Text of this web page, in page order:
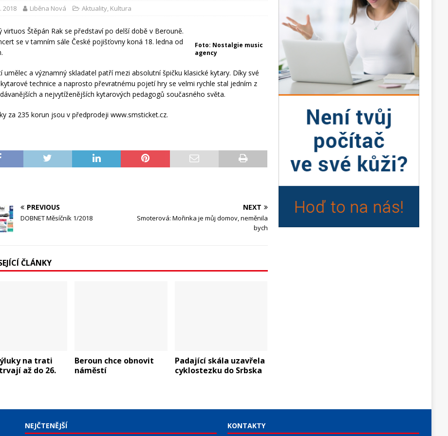
2018 Liběna Nová Aktuality, Kultura
Foto: Nostalgie music
agency
virtuos Štěpán Rak se představí po delší době v Berouně.
se v tamním sále České pojišťovny koná 18. ledna od
umělec a významný skladatel patří mezi absolutní špičku klasické kytary. Díky své
technice a naprosto převratnému pojetí hry se velmi rychle stal jedním z
a nejvytíženějších kytarových pedagogů současného světa.
za 235 korun jsou v předprodeji www.smsticket.cz.
PREVIOUS
DOBNET Měsíčník 1/2018
NEXT
Smoterová: Mořinka je můj domov, neměnila
bych
ČLÁNKY
na trati
až do 26.
Beroun chce obnovit
náměstí
Padající skála uzavřela
cyklostezku do Srbska
NEJČTENĚJŠÍ KONTAKTY